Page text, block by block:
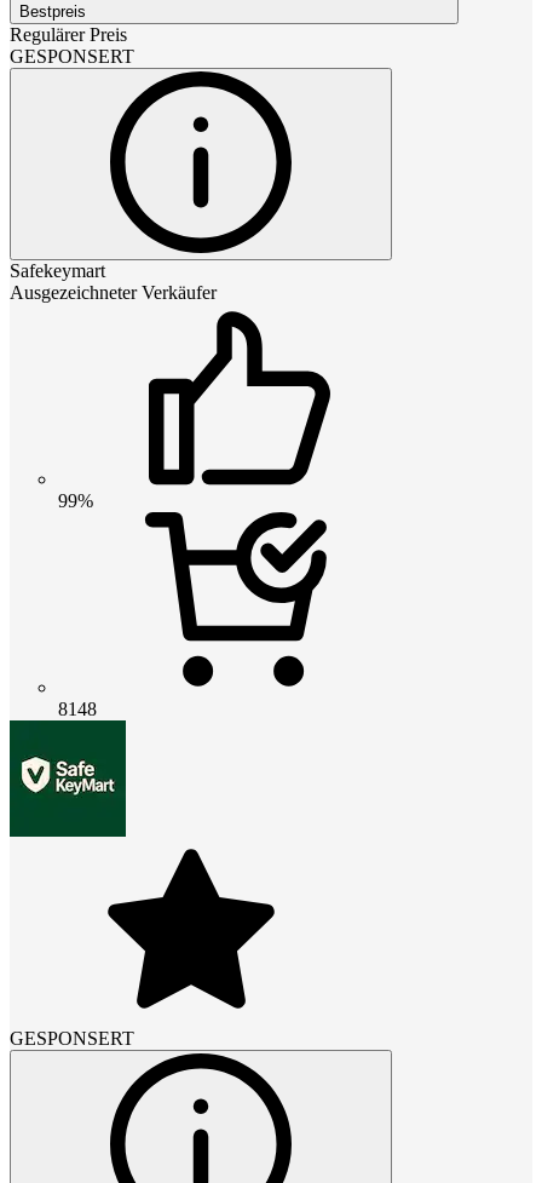
Bestpreis
Regulärer Preis
GESPONSERT
Safekeymart
Ausgezeichneter Verkäufer
99%
8148
GESPONSERT